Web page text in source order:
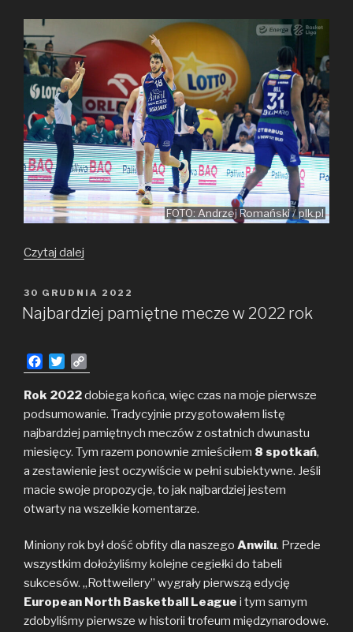
FOTO: Andrzej Romański / plk.pl
Czytaj dalej
akcji
w 2022
OPUBLIKOWANE
W
30 GRUDNIA 2022
Najbardziej pamiętne mecze w 2022 rok
a
c
e
o
o
k
w
i
e
r
o
p
i
n
k
Rok 2022dobiega końca, więc czas na moje pierwsze
podsumowanie. Tradycyjnie przygotowałem listę
najbardziej pamiętnych meczów z ostatnich dwunastu
miesięcy. Tym razem ponownie zmieściłem 8 spotkań,
a zestawienie jest oczywiście w pełni subiektywne. Jeśli
macie swoje propozycje, to jak najbardziej jestem
otwarty na wszelkie komentarze.
Miniony rok był dość obfity dla naszego Anwilu. Przede
wszystkim dołożyliśmy kolejne cegiełki do tabeli
sukcesów. „Rottweilery” wygrały pierwszą edycję
European North Basketball League i tym samym
zdobyliśmy pierwsze w historii trofeum międzynarodowe.